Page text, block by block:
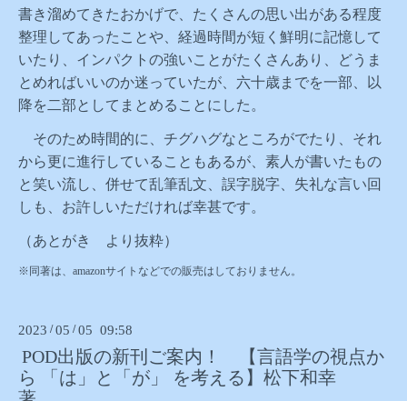
書き溜めてきたおかげで、たくさんの思い出がある程度
整理してあったことや、経過時間が短く鮮明に記憶して
いたり、インパクトの強いことがたくさんあり、どうま
とめればいいのか迷っていたが、六十歳までを一部、以
降を二部としてまとめることにした。
そのため時間的に、チグハグなところがでたり、それ
から更に進行していることもあるが、素人が書いたもの
と笑い流し、併せて乱筆乱文、誤字脱字、失礼な言い回
しも、お許しいただければ幸甚です。
（あとがき より抜粋）
※同著は、amazonサイトなどでの販売はしておりません。
2023 /05 /05 09:58
POD出版の新刊ご案内！ 【言語学の視点か
ら 「は」と「が」 を考える】松下和幸